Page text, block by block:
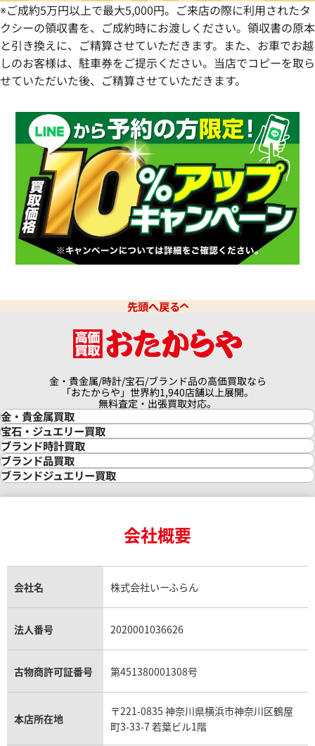
※ご成約5万円以上で最大5,000円。ご来店の際に利用されたタ
クシーの領収書を、ご成約時にお渡しください。領収書の原本
と引き換えに、ご精算させていただきます。また、お車でお越
しのお客様は、駐車券をご提示ください。当店でコピーを取ら
せていただいた後、ご精算させていただきます。
先頭へ戻る
金・貴金属/時計/宝石/ブランド品の高価買取なら
「おたからや」世界約1,940店舗以上展開。
無料査定・出張買取対応。
金・貴金属買取
金買取
金の相場価格情報
金の参考買取価格一覧
インゴット買取
インゴットの相場価格情報
24金買取
金貨買取
貴金属買取
銀・シルバー買取
パラジウム買取
宝石・ジュエリー買取
宝石・ジュエリー買取
ダイヤモンド買取
ダイヤモンド・宝石の参考価格一覧
リング・結婚指輪買取
エメラルド買取
トパーズ買取
タンザナイト買取
キャッツアイ買取
アクアマリン買取
ブランド時計買取
時計買取
ロレックス買取
ロレックス デイトナ買取
ロレックス サブマリーナー買取
ロレックス エクスプローラー買取
ロレックス デイトジャスト買取
パテック フィリップノーチラス買取
ヴァシュロン・コンスタンタン買取
オメガ買取
カルティエ買取
フランク ミュラー買取
リシャール・ミル買取
ブランド品買取
ブランド買取
シャネル マトラッセ買取
セリーヌ買取
プラダ買取
ブランドジュエリー買取
ヴァンクリーフ＆アーペル買取
ショーメ買取
ダミアーニ買取
モーブッサン買取
会社概要
会社名 株式会社いーふらん
法人番号 2020001036626
古物商許可証番号 第451380001308号
本店所在地
〒221-0835 神奈川県横浜市神奈川区鶴屋
町3-33-7 若葉ビル1階